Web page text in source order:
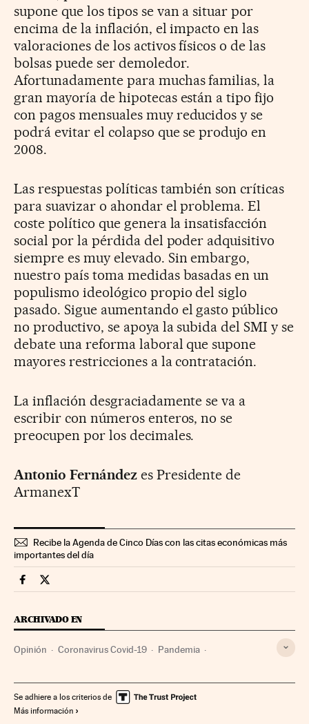
supone que los tipos se van a situar por
encima de la inflación, el impacto en las
valoraciones de los activos físicos o de las
bolsas puede ser demoledor.
Afortunadamente para muchas familias, la
gran mayoría de hipotecas están a tipo fijo
con pagos mensuales muy reducidos y se
podrá evitar el colapso que se produjo en
2008.
Las respuestas políticas también son críticas
para suavizar o ahondar el problema. El
coste político que genera la insatisfacción
social por la pérdida del poder adquisitivo
siempre es muy elevado. Sin embargo,
nuestro país toma medidas basadas en un
populismo ideológico propio del siglo
pasado. Sigue aumentando el gasto público
no productivo, se apoya la subida del SMI y se
debate una reforma laboral que supone
mayores restricciones a la contratación.
La inflación desgraciadamente se va a
escribir con números enteros, no se
preocupen por los decimales.
Antonio Fernándezes Presidente de
ArmanexT
Recibe la Agenda de Cinco Días con las citas económicas más
importantes del día
Opinion Cinco Días en Facebook
Opinion Cinco Días en Twitter
ARCHIVADO EN
Opinión Coronavirus Covid-19 Pandemia
Enfermedades infecciosas Unión Europea
Microbiología
Se adhiere a los criterios de
Más información